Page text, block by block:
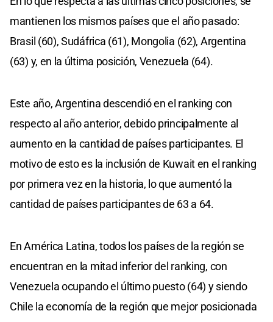
mantienen los mismos países que el año pasado:
Brasil (60), Sudáfrica (61), Mongolia (62), Argentina
(63) y, en la última posición, Venezuela (64).
Este año, Argentina descendió en el ranking con
respecto al año anterior, debido principalmente al
aumento en la cantidad de países participantes. El
motivo de esto es la inclusión de Kuwait en el ranking
por primera vez en la historia, lo que aumentó la
cantidad de países participantes de 63 a 64.
En América Latina, todos los países de la región se
encuentran en la mitad inferior del ranking, con
Venezuela ocupando el último puesto (64) y siendo
Chile la economía de la región que mejor posicionada